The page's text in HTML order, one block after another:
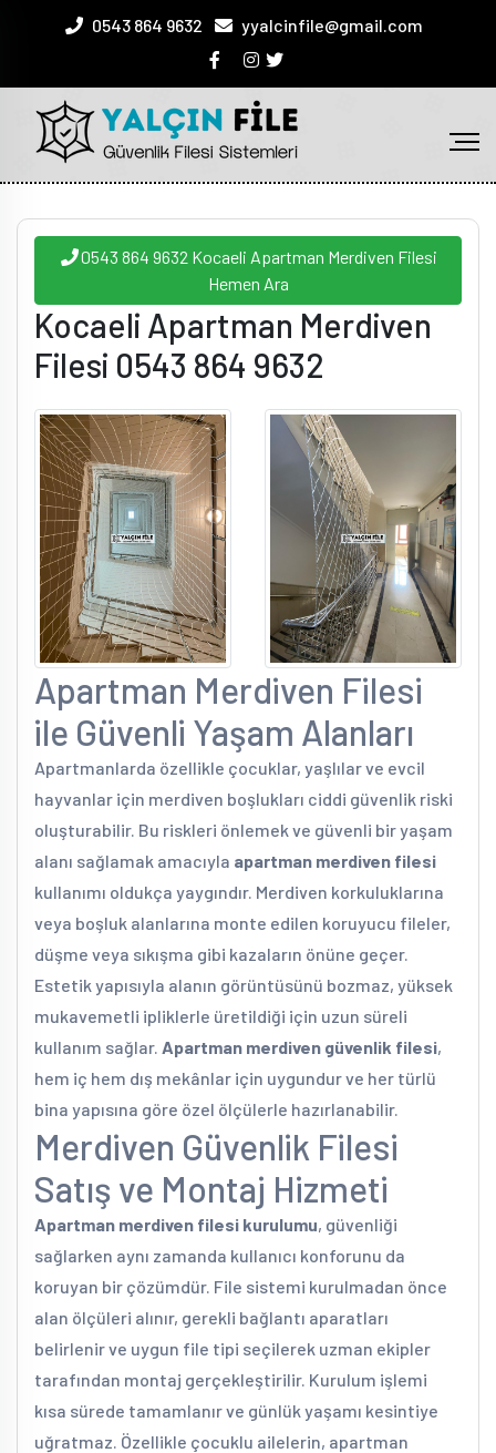
0543 864 9632 yyalcinfile@gmail.com
0543 864 9632 Kocaeli Apartman Merdiven Filesi
Hemen Ara
Kocaeli Apartman Merdiven
Filesi 0543 864 9632
Apartman Merdiven Filesi
ile Güvenli Yaşam Alanları
Apartmanlarda özellikle çocuklar, yaşlılar ve evcil
hayvanlar için merdiven boşlukları ciddi güvenlik riski
oluşturabilir. Bu riskleri önlemek ve güvenli bir yaşam
alanı sağlamak amacıyla apartman merdiven filesi
kullanımı oldukça yaygındır. Merdiven korkuluklarına
veya boşluk alanlarına monte edilen koruyucu fileler,
düşme veya sıkışma gibi kazaların önüne geçer.
Estetik yapısıyla alanın görüntüsünü bozmaz, yüksek
mukavemetli ipliklerle üretildiği için uzun süreli
kullanım sağlar. Apartman merdiven güvenlik filesi,
hem iç hem dış mekânlar için uygundur ve her türlü
bina yapısına göre özel ölçülerle hazırlanabilir.
Merdiven Güvenlik Filesi
Satış ve Montaj Hizmeti
Apartman merdiven filesi kurulumu, güvenliği
sağlarken aynı zamanda kullanıcı konforunu da
koruyan bir çözümdür. File sistemi kurulmadan önce
alan ölçüleri alınır, gerekli bağlantı aparatları
belirlenir ve uygun file tipi seçilerek uzman ekipler
tarafından montaj gerçekleştirilir. Kurulum işlemi
kısa sürede tamamlanır ve günlük yaşamı kesintiye
uğratmaz. Özellikle çocuklu ailelerin, apartman